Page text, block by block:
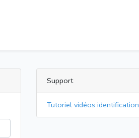
Support
Tutoriel vidéos identification